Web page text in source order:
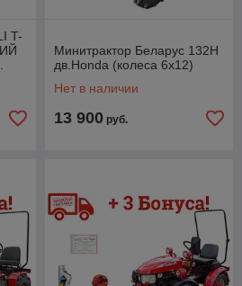
T-
Минитрактор Беларус 132Н
дв.Honda (колеса 6х12)
Нет в наличии
13 900 руб.